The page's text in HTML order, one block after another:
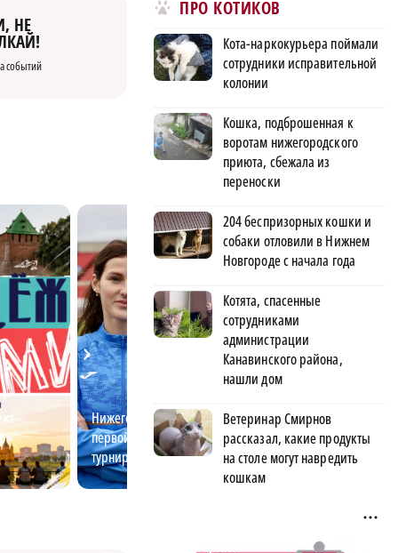
НЕ
событий
Нижегородская бегунья стала
первой на международном
турнире
Почему
деле помогают
ПРО КОТИКОВ
Кота-наркокурьера поймали
сотрудники исправительной
колонии
Кошка, подброшенная к
воротам нижегородского
приюта, сбежала из
переноски
204 беспризорных кошки и
собаки отловили в Нижнем
Новгороде с начала года
Котята, спасенные
сотрудниками
администрации
Канавинского района,
нашли дом
Ветеринар Смирнов
рассказал, какие продукты
на столе могут навредить
кошкам